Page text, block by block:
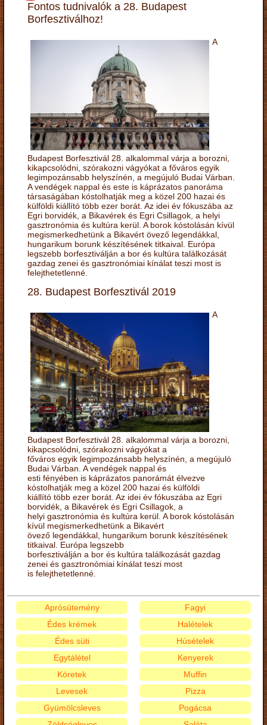
Fontos tudnivalók a 28. Budapest
Borfesztiválhoz!
A
Budapest Borfesztivál 28. alkalommal várja a borozni,
kikapcsolódni, szórakozni vágyókat a főváros egyik
legimpozánsabb helyszínén, a megújuló Budai Várban.
A vendégek nappal és este is káprázatos panoráma
társaságában kóstolhatják meg a közel 200 hazai és
külföldi kiállító több ezer borát. Az idei év fókuszába az
Egri borvidék, a Bikavérek és Egri Csillagok, a helyi
gasztronómia és kultúra kerül. A borok kóstolásán kívül
megismerkedhetünk a Bikavért övező legendákkal,
hungarikum borunk készítésének titkaival. Európa
legszebb borfesztiválján a bor és kultúra találkozását
gazdag zenei és gasztronómiai kínálat teszi most is
felejthetetlenné.
28. Budapest Borfesztivál 2019
A
Budapest Borfesztivál 28. alkalommal várja a borozni,
kikapcsolódni, szórakozni vágyókat a
főváros egyik legimpozánsabb helyszínén, a megújuló
Budai Várban. A vendégek nappal és
esti fényében is káprázatos panorámát élvezve
kóstolhatják meg a közel 200 hazai és külföldi
kiállító több ezer borát. Az idei év fókuszába az Egri
borvidék, a Bikavérek és Egri Csillagok, a
helyi gasztronómia és kultúra kerül. A borok kóstolásán
kívül megismerkedhetünk a Bikavért
övező legendákkal, hungarikum borunk készítésének
titkaival. Európa legszebb
borfesztiválján a bor és kultúra találkozását gazdag
zenei és gasztronómiai kínálat teszi most
is felejthetetlenné.
Aprósütemény
Édes krémek
Édes süti
Egytálétel
Fagyi
Halételek
Húsételek
Kenyerek
Köretek
Levesek
Gyümölcsleves
Muffin
Pizza
Pogácsa